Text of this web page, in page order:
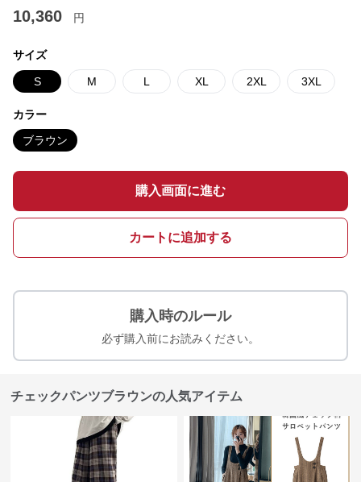
10,360 円
サイズ
S M L XL 2XL 3XL
カラー
ブラウン
購入画面に進む
カートに追加する
購入時のルール
必ず購入前にお読みください。
チェックパンツブラウンの人気アイテム